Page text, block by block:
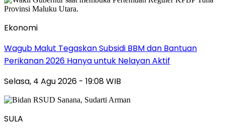
Ekonomi
Wagub Malut Tegaskan Subsidi BBM dan Bantuan
Perikanan 2026 Hanya untuk Nelayan Aktif
Selasa, 4 Agu 2026 - 19:08 WIB
SULA